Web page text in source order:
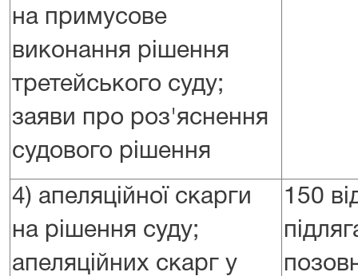
на примусове
виконання рішення
третейського суду;
заяви про роз'яснення
судового рішення
4) апеляційної скарги
на рішення суду;
апеляційних скарг у
150